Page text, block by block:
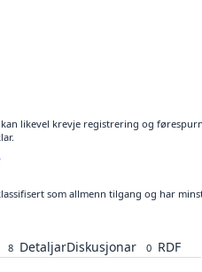
likevel krevje registrering og
som allmenn tilgang og har
8 DetaljarDiskusjonar 0 RDF